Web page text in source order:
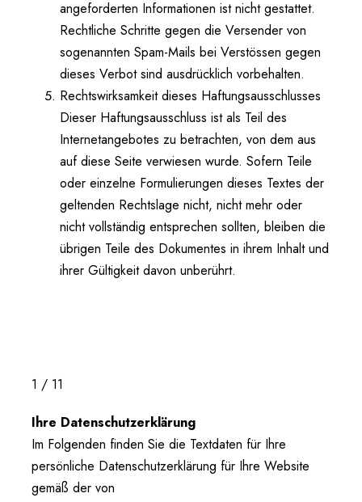
angeforderten Informationen ist nicht gestattet.
Rechtliche Schritte gegen die Versender von
sogenannten Spam-Mails bei Verstössen gegen
dieses Verbot sind ausdrücklich vorbehalten.
Rechtswirksamkeit dieses Haftungsausschlusses
Dieser Haftungsausschluss ist als Teil des
Internetangebotes zu betrachten, von dem aus
auf diese Seite verwiesen wurde. Sofern Teile
oder einzelne Formulierungen dieses Textes der
geltenden Rechtslage nicht, nicht mehr oder
nicht vollständig entsprechen sollten, bleiben die
übrigen Teile des Dokumentes in ihrem Inhalt und
ihrer Gültigkeit davon unberührt.
1 / 11
Ihre Datenschutzerklärung
Im Folgenden finden Sie die Textdaten für Ihre
persönliche Datenschutzerklärung für Ihre Website
gemäß der von